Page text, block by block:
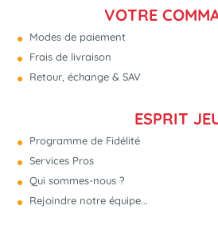
NOUVEAU
VOTRE
Modes de paiement
Frais de livraison
Retour, échange & SAV
ESPRIT
Programme de Fidélité
Services Pros
Qui sommes-nous ?
Rejoindre notre équipe...